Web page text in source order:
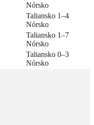
Nórsko
Taliansko 1–4
Nórsko
Taliansko 1–7
Nórsko
Taliansko 0–3
Nórsko